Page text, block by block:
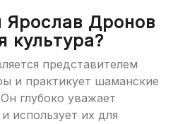
Ярослав Дронов
культура?
представителем
и практикует шаманские
глубоко уважает
использует их для